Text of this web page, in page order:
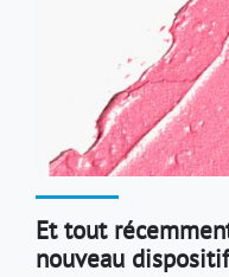
Et tout
nouveau